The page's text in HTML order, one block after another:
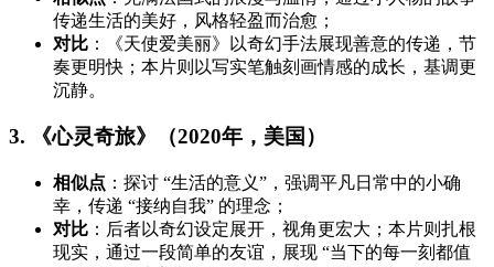
传递生活的美好，风格轻盈而治愈；
对比 ：《天使爱美丽》以奇幻手法展现善意的传递，节
奏更明快；本片则以写实笔触刻画情感的成长，基调更
沉静。
3. 《心灵奇旅》（2020年，美国）
相似点 ：探讨 “生活的意义”，强调平凡日常中的小确
幸，传递 “接纳自我” 的理念；
对比 ：后者以奇幻设定展开，视角更宏大；本片则扎根
现实，通过一段简单的友谊，展现 “当下的每一刻都值